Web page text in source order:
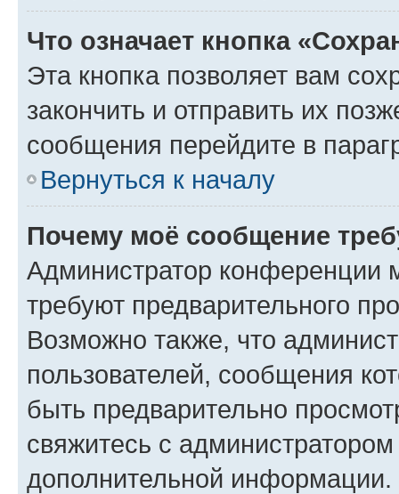
Что означает кнопка
Эта кнопка позволяет вам
закончить и отправить их
сообщения перейдите в
Вернуться к началу
Почему моё сообщение
Администратор конференции
требуют предварительного
Возможно также, что
пользователей, сообщения
быть предварительно
свяжитесь с
дополнительной информации.